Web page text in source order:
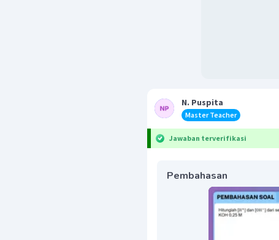
N. Puspita
Master Teacher
Jawaban terverifikasi
Pembahasan